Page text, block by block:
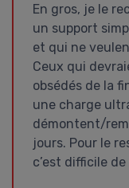
En gros, je le
un support
et qui ne
Ceux qui
obsédés de la
une charge
démontent/
jours. Pour le
c’est difficile